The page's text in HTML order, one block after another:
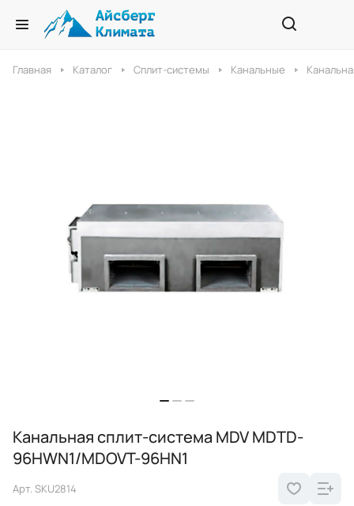
Главная Каталог Сплит-системы Канальные
Канальная сплит-система MDV MDTD-
96HWN1/MDOVT-96HN1
Арт. SKU2814